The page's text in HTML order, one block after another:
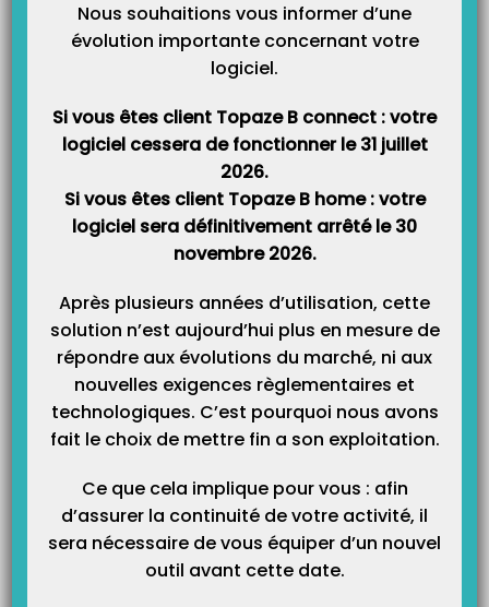
Catégories
Nous souhaitions vous informer d’une
évolution importante concernant votre
logiciel.
Si vous êtes client Topaze B connect : votre
logiciel cessera de fonctionner le 31 juillet
2026.
Si vous êtes client Topaze B home : votre
logiciel sera définitivement arrêté le 30
novembre 2026.
Après plusieurs années d’utilisation, cette
solution n’est aujourd’hui plus en mesure de
répondre aux évolutions du marché, ni aux
nouvelles exigences règlementaires et
technologiques. C’est pourquoi nous avons
fait le choix de mettre fin a son exploitation.
Ce que cela implique pour vous : afin
d’assurer la continuité de votre activité, il
sera nécessaire de vous équiper d’un nouvel
outil avant cette date.